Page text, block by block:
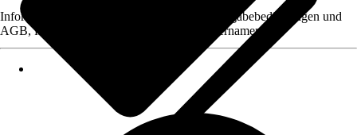
Informationen des Verkäufers, wie z. B. Rückgabebedingungen und
AGB, finden Sie bei Klick auf den Verkäufernamen.